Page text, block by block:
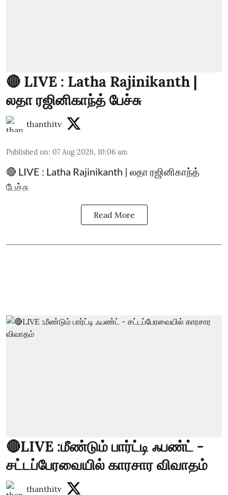
🔴 LIVE : Latha Rajinikanth |
லதா ரஜினிகாந்த் பேச்சு
thanthitv
Published on: 07 Aug 2026, 10:06 am
🔴 LIVE : Latha Rajinikanth | லதா ரஜினிகாந்த்
பேச்சு
Read More
🔴LIVE :மீண்டும் பார்ட்டி ஃபண்ட் -
சட்டப்பேரவையில் காரசார விவாதம்
thanthitv